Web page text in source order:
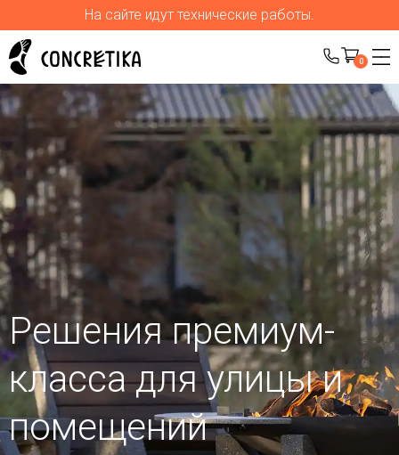
На сайте идут технические работы.
0
Решения премиум-
класса для улицыи
помещений